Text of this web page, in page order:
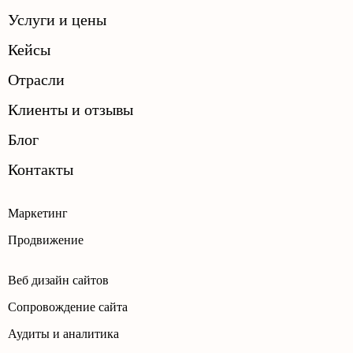
Маркетинг
Продвижение
Веб дизайн сайтов
Сопровождение сайта
Аудиты и аналитика
Услуги и цены
Кейсы
Отрасли
Клиенты и отзывы
Блог
Контакты